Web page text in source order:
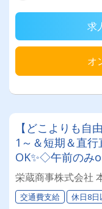
求
オ
【どこよりも自
1～＆短期＆直
OK✨◇午前のみ
ぐに即戦力とし
社負担◎夜間業
ー♪
栄蔵商事株式会社
交通費支給 休日8日